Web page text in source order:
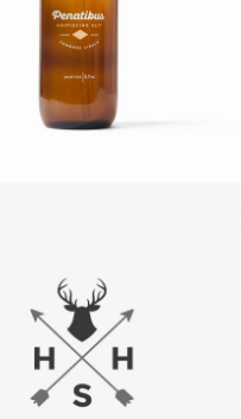
Logo Design
PERSONAL PICS
Logo Design